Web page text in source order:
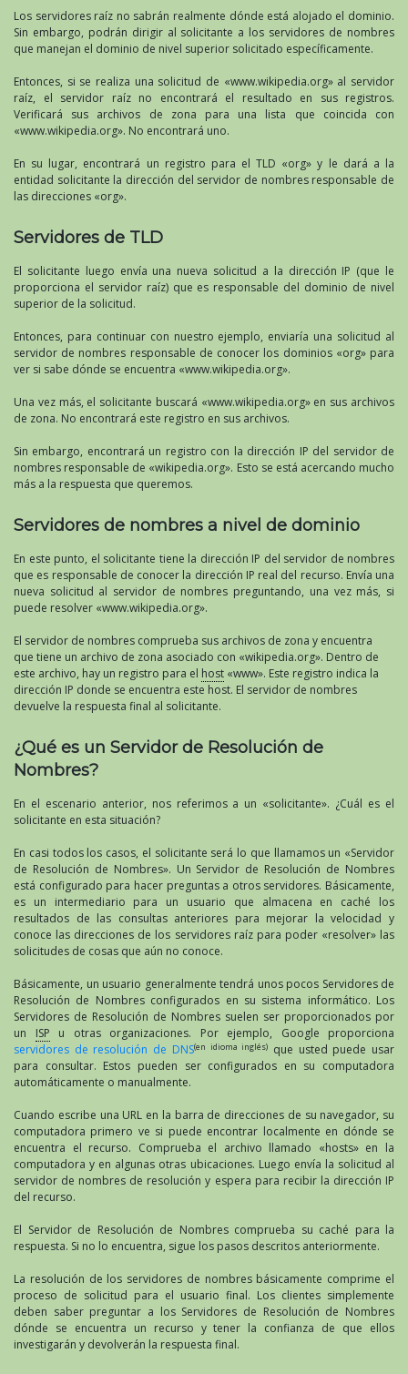
Los servidores raíz no sabrán realmente dónde está alojado el dominio.
Sin embargo, podrán dirigir al solicitante a los servidores de nombres
que manejan el dominio de nivel superior solicitado específicamente.
Entonces, si se realiza una solicitud de «www.wikipedia.org» al servidor
raíz, el servidor raíz no encontrará el resultado en sus registros.
Verificará sus archivos de zona para una lista que coincida con
«www.wikipedia.org». No encontrará uno.
En su lugar, encontrará un registro para el TLD «org» y le dará a la
entidad solicitante la dirección del servidor de nombres responsable de
las direcciones «org».
Servidores de TLD
El solicitante luego envía una nueva solicitud a la dirección IP (que le
proporciona el servidor raíz) que es responsable del dominio de nivel
superior de la solicitud.
Entonces, para continuar con nuestro ejemplo, enviaría una solicitud al
servidor de nombres responsable de conocer los dominios «org» para
ver si sabe dónde se encuentra «www.wikipedia.org».
Una vez más, el solicitante buscará «www.wikipedia.org» en sus archivos
de zona. No encontrará este registro en sus archivos.
Sin embargo, encontrará un registro con la dirección IP del servidor de
nombres responsable de «wikipedia.org». Esto se está acercando mucho
más a la respuesta que queremos.
Servidores de nombres a nivel de dominio
En este punto, el solicitante tiene la dirección IP del servidor de nombres
que es responsable de conocer la dirección IP real del recurso. Envía una
nueva solicitud al servidor de nombres preguntando, una vez más, si
puede resolver «www.wikipedia.org».
El servidor de nombres comprueba sus archivos de zona y encuentra
que tiene un archivo de zona asociado con «wikipedia.org». Dentro de
este archivo, hay un registro para el host «www». Este registro indica la
dirección IP donde se encuentra este host. El servidor de nombres
devuelve la respuesta final al solicitante.
¿Qué es un Servidor de Resolución de
Nombres?
En el escenario anterior, nos referimos a un «solicitante». ¿Cuál es el
solicitante en esta situación?
En casi todos los casos, el solicitante será lo que llamamos un «Servidor
de Resolución de Nombres». Un Servidor de Resolución de Nombres
está configurado para hacer preguntas a otros servidores. Básicamente,
es un intermediario para un usuario que almacena en caché los
resultados de las consultas anteriores para mejorar la velocidad y
conoce las direcciones de los servidores raíz para poder «resolver» las
solicitudes de cosas que aún no conoce.
Básicamente, un usuario generalmente tendrá unos pocos Servidores de
Resolución de Nombres configurados en su sistema informático. Los
Servidores de Resolución de Nombres suelen ser proporcionados por
un ISP u otras organizaciones. Por ejemplo, Google proporciona
servidores de resolución de DNS(en idioma inglés) que usted puede usar
para consultar. Estos pueden ser configurados en su computadora
automáticamente o manualmente.
Cuando escribe una URL en la barra de direcciones de su navegador, su
computadora primero ve si puede encontrar localmente en dónde se
encuentra el recurso. Comprueba el archivo llamado «hosts» en la
computadora y en algunas otras ubicaciones. Luego envía la solicitud al
servidor de nombres de resolución y espera para recibir la dirección IP
del recurso.
El Servidor de Resolución de Nombres comprueba su caché para la
respuesta. Si no lo encuentra, sigue los pasos descritos anteriormente.
La resolución de los servidores de nombres básicamente comprime el
proceso de solicitud para el usuario final. Los clientes simplemente
deben saber preguntar a los Servidores de Resolución de Nombres
dónde se encuentra un recurso y tener la confianza de que ellos
investigarán y devolverán la respuesta final.